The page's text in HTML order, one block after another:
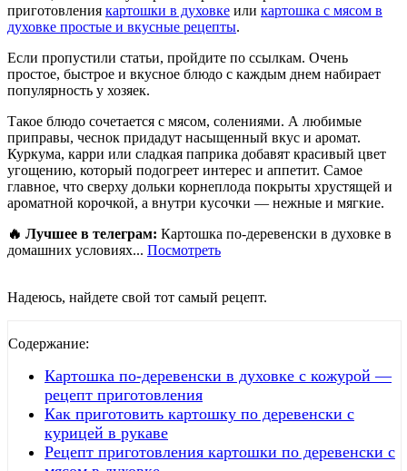
приготовления картошки в духовке или картошка с мясом в
духовке простые и вкусные рецепты.
Если пропустили статьи, пройдите по ссылкам. Очень
простое, быстрое и вкусное блюдо с каждым днем набирает
популярность у хозяек.
Такое блюдо сочетается с мясом, солениями. А любимые
приправы, чеснок придадут насыщенный вкус и аромат.
Куркума, карри или сладкая паприка добавят красивый цвет
угощению, который подогреет интерес и аппетит. Самое
главное, что сверху дольки корнеплода покрыты хрустящей и
ароматной корочкой, а внутри кусочки — нежные и мягкие.
🔥 Лучшее в телеграм: Картошка по-деревенски в духовке в
домашних условиях... Посмотреть
Надеюсь, найдете свой тот самый рецепт.
Содержание:
Картошка по-деревенски в духовке с кожурой —
рецепт приготовления
Как приготовить картошку по деревенски с
курицей в рукаве
Рецепт приготовления картошки по деревенски с